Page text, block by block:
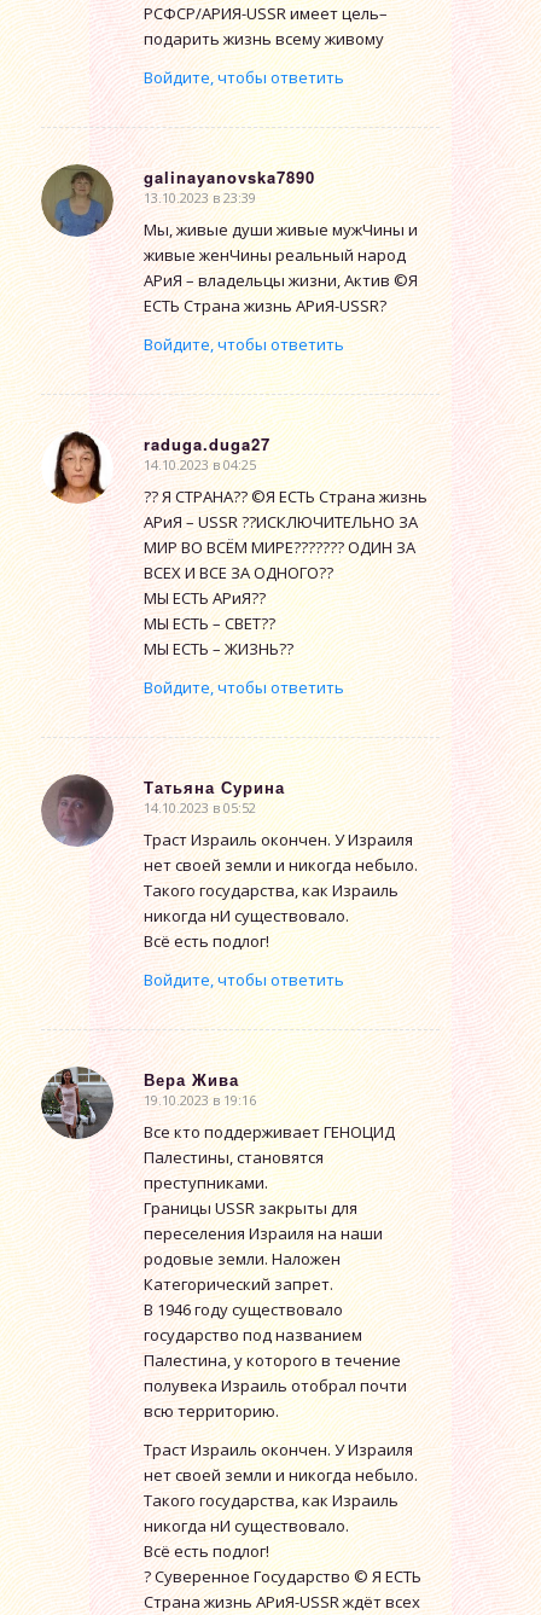
РСФСР/АРИЯ-USSR имеет цель–
подарить жизнь всему живому
Войдите, чтобы ответить
galinayanovska7890
говорит:
13.10.2023 в 23:39
Мы, живые души живые мужЧины и
живые женЧины реальный народ
АРиЯ – владельцы жизни, Актив ©Я
ЕСТЬ Страна жизнь АРиЯ-USSR?
Войдите, чтобы ответить
raduga.duga27
говорит:
14.10.2023 в 04:25
?? Я СТРАНА?? ©Я ЕСТЬ Страна жизнь
АРиЯ – USSR ??ИСКЛЮЧИТЕЛЬНО ЗА
МИР ВО ВСЁМ МИРЕ??????? ОДИН ЗА
ВСЕХ И ВСЕ ЗА ОДНОГО??
МЫ ЕСТЬ АРиЯ??
МЫ ЕСТЬ – СВЕТ??
МЫ ЕСТЬ – ЖИЗНЬ??
Войдите, чтобы ответить
Татьяна Сурина
говорит:
14.10.2023 в 05:52
Траст Израиль окончен. У Израиля
нет своей земли и никогда небыло.
Такого государства, как Израиль
никогда нИ существовало.
Всё есть подлог!
Войдите, чтобы ответить
Вера Жива
говорит:
19.10.2023 в 19:16
Все кто поддерживает ГЕНОЦИД
Палестины, становятся
преступниками.
Границы USSR закрыты для
переселения Израиля на наши
родовые земли. Наложен
Категорический запрет.
В 1946 году существовало
государство под названием
Палестина, у которого в течение
полувека Израиль отобрал почти
всю территорию.
Траст Израиль окончен. У Израиля
нет своей земли и никогда небыло.
Такого государства, как Израиль
никогда нИ существовало.
Всё есть подлог!
? Суверенное Государство © Я ЕСТЬ
Страна жизнь АРиЯ-USSR ждёт всех